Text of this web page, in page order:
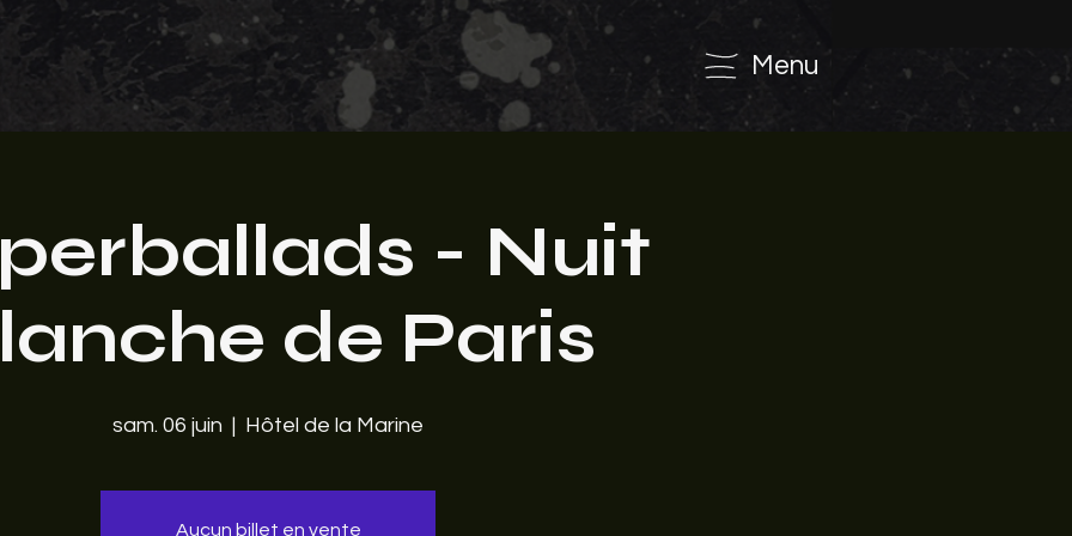
Menu
- Nuit
de Paris
sam. 06 juin
  |
Hôtel de la Marine
Aucun billet en vente